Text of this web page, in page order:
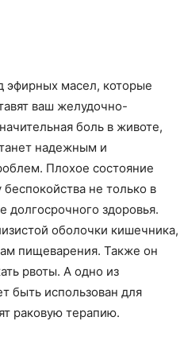
эфирных масел, которые
ваш желудочно-
боль в животе,
надежным и
Плохое состояние
не только в
долгосрочного здоровья.
оболочки кишечника,
пищеварения. Также он
рвоты. А одно из
быть использован для
раковую терапию.